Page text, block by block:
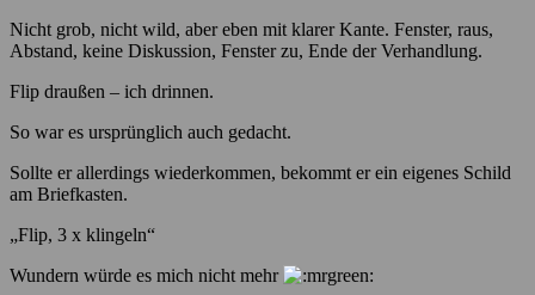
Nicht grob, nicht wild, aber eben mit klarer Kante. Fenster, raus,
Abstand, keine Diskussion, Fenster zu, Ende der Verhandlung.
Flip draußen – ich drinnen.
So war es ursprünglich auch gedacht.
Sollte er allerdings wiederkommen, bekommt er ein eigenes Schild
am Briefkasten.
„Flip, 3 x klingeln“
Wundern würde es mich nicht mehr